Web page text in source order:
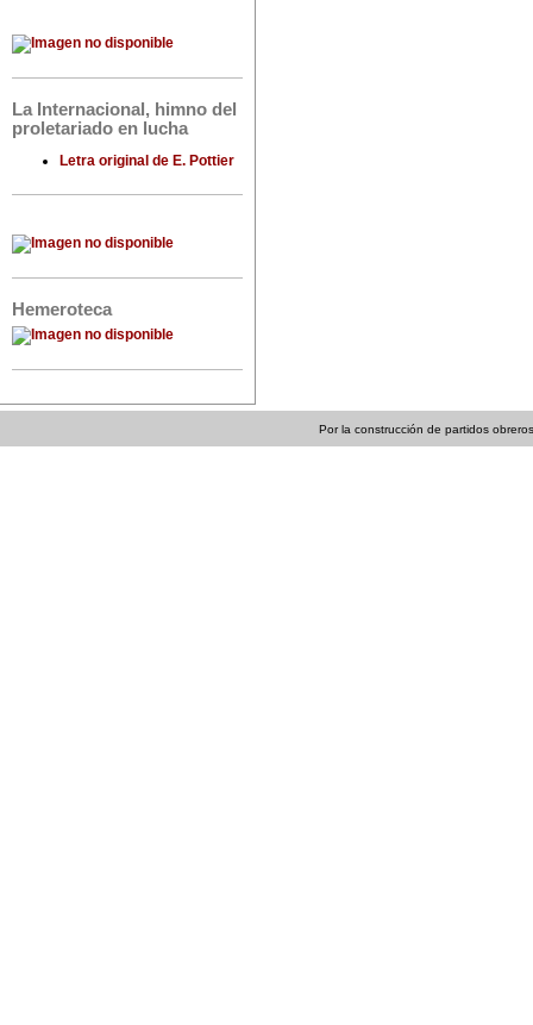
La Internacional, himno del
proletariado en lucha
Letra original de E. Pottier
Hemeroteca
Por la construcción de partidos